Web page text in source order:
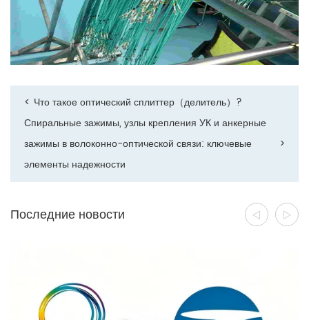
< ‌Что такое оптический сплиттер（делитель）?
>
Спиральные зажимы, узлы крепления УК и анкерные
зажимы в волоконно-оптической связи: ключевые
элементы надежности
Последние новости